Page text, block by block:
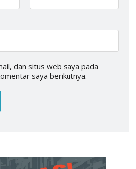
dan situs web saya pada
saya berikutnya.